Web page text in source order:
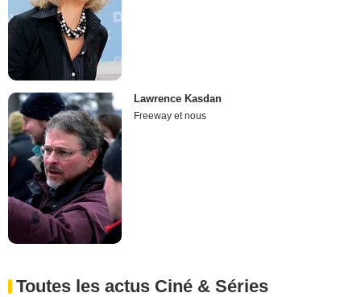
Lawrence Kasdan
Freeway et nous
Toutes les actus Ciné & Séries